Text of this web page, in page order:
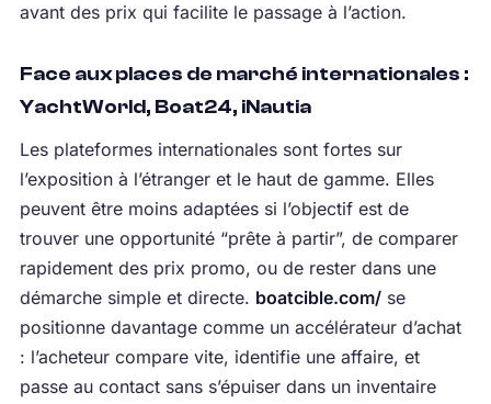
avant des prix qui facilite le passage à l’action.
Face aux places de marché internationales :
YachtWorld, Boat24, iNautia
Les plateformes internationales sont fortes sur
l’exposition à l’étranger et le haut de gamme. Elles
peuvent être moins adaptées si l’objectif est de
trouver une opportunité “prête à partir”, de comparer
rapidement des prix promo, ou de rester dans une
démarche simple et directe. boatcible.com/se
positionne davantage comme un accélérateur d’achat
: l’acheteur compare vite, identifie une affaire, et
passe au contact sans s’épuiser dans un inventaire